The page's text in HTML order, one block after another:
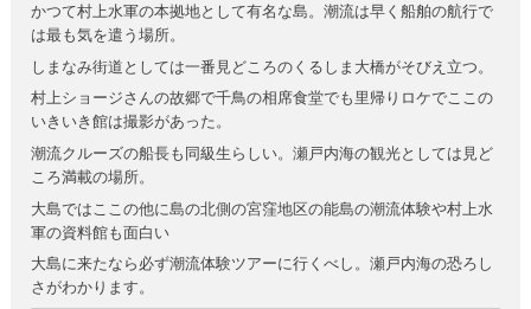
かつて村上水軍の本拠地として有名な島。潮流は早く船舶の航行で
は最も気を遣う場所。
しまなみ街道としては一番見どころのくるしま大橋がそびえ立つ。
村上ショージさんの故郷で千鳥の相席食堂でも里帰りロケでここの
いきいき館は撮影があった。
潮流クルーズの船長も同級生らしい。瀬戸内海の観光としては見ど
ころ満載の場所。
大島ではここの他に島の北側の宮窪地区の能島の潮流体験や村上水
軍の資料館も面白い
大島に来たなら必ず潮流体験ツアーに行くべし。瀬戸内海の恐ろし
さがわかります。